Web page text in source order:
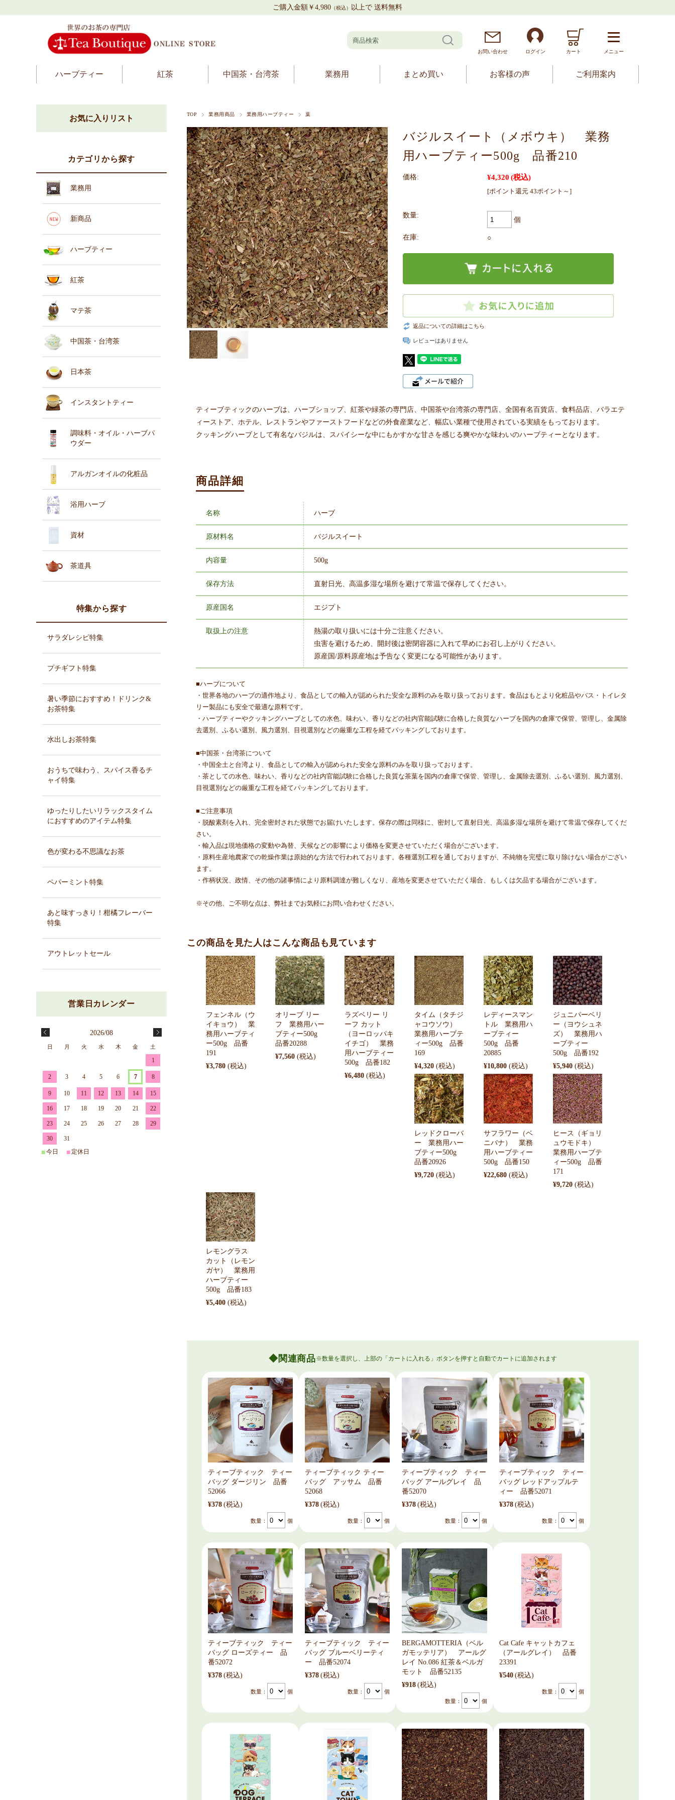
ご購入金額￥4,980 （税込） 以上で 送料無料
お問い合わせ ログイン カート メニュー
ハーブティー 紅茶 中国茶・台湾茶 業務用 まとめ買い お客様の声 ご利用案内
TOP 業務用商品 業務用ハーブティー 葉
バジルスイート（メボウキ） 業務
用ハーブティー500g 品番210
価格: ¥4,320 (税込)
[ポイント還元 43ポイント～]
数量:
個
在庫: ○
返品についての詳細はこちら
レビューはありません
ティーブティックのハーブは、ハーブショップ、紅茶や緑茶の専門店、中国茶や台湾茶の専門店、全国有名百貨店、食料品店、バラエテ
ィーストア、ホテル、レストランやファーストフードなどの外食産業など、幅広い業種で使用されている実績をもっております。
クッキングハーブとして有名なバジルは、スパイシーな中にもかすかな甘さを感じる爽やかな味わいのハーブティーとなります。
商品詳細
名称 ハーブ
原材料名 バジルスイート
内容量 500g
保存方法 直射日光、高温多湿な場所を避けて常温で保存してください。
原産国名 エジプト
取扱上の注意
熱湯の取り扱いには十分ご注意ください。
虫害を避けるため、開封後は密閉容器に入れて早めにお召し上がりください。
原産国/原料原産地は予告なく変更になる可能性があります。
■ハーブについて
・世界各地のハーブの適作地より、食品としての輸入が認められた安全な原料のみを取り扱っております。食品はもとより化粧品やバス・トイレタ
リー製品にも安全で最適な原料です。
・ハーブティーやクッキングハーブとしての水色、味わい、香りなどの社内官能試験に合格した良質なハーブを国内の倉庫で保管、管理し、金属除
去選別、ふるい選別、風力選別、目視選別などの厳重な工程を経てパッキングしております。
■中国茶・台湾茶について
・中国全土と台湾より、食品としての輸入が認められた安全な原料のみを取り扱っております。
・茶としての水色、味わい、香りなどの社内官能試験に合格した良質な茶葉を国内の倉庫で保管、管理し、金属除去選別、ふるい選別、風力選別、
目視選別などの厳重な工程を経てパッキングしております。
■ご注意事項
・脱酸素剤を入れ、完全密封された状態でお届けいたします。保存の際は同様に、密封して直射日光、高温多湿な場所を避けて常温で保存してくだ
さい。
・輸入品は現地価格の変動や為替、天候などの影響により価格を変更させていただく場合がございます。
・原料生産地農家での乾燥作業は原始的な方法で行われております。各種選別工程を通しておりますが、不純物を完璧に取り除けない場合がござい
ます。
・作柄状況、政情、その他の諸事情により原料調達が難しくなり、産地を変更させていただく場合、もしくは欠品する場合がございます。
※その他、ご不明な点は、弊社までお気軽にお問い合わせください。
この商品を見た人はこんな商品も見ています
フェンネル（ウ
イキョウ） 業
務用ハーブティ
ー500g 品番
191
¥3,780
オリーブ リー
フ 業務用ハー
ブティー500g
品番20288
¥7,560
ラズベリー リ
ーフ カット
（ヨーロッパキ
イチゴ） 業務
用ハーブティー
500g 品番182
¥6,480
タイム（タチジ
ャコウソウ）
業務用ハーブテ
ィー500g 品番
169
¥4,320
レディースマン
トル 業務用ハ
ーブティー
500g 品番
20885
¥10,800
ジュニパーベリ
ー（ヨウシュネ
ズ） 業務用ハ
ーブティー
500g 品番192
¥5,940
レッドクローバ
ー 業務用ハー
ブティー500g
品番20926
¥9,720
サフラワー（ベ
ニバナ） 業務
用ハーブティー
500g 品番150
¥22,680
ヒース（ギョリ
ュウモドキ）
業務用ハーブテ
ィー500g 品番
171
¥9,720
レモングラス
カット（レモン
ガヤ） 業務用
ハーブティー
500g 品番183
¥5,400
関連商品
ティーブティック ティー
バッグ ダージリン 品番
52066
¥378 (税込)
数量： 個
ティーブティック ティー
バッグ アッサム 品番
52068
¥378 (税込)
数量： 個
ティーブティック ティー
バッグ アールグレイ 品
番52070
¥378 (税込)
数量： 個
ティーブティック ティー
バッグ レッドアップルテ
ィー 品番52071
¥378 (税込)
数量： 個
ティーブティック ティー
バッグ ローズティー 品
番52072
¥378 (税込)
数量： 個
ティーブティック ティー
バッグ ブルーベリーティ
ー 品番52074
¥378 (税込)
数量： 個
BERGAMOTTERIA（ベル
ガモッテリア） アールグ
レイ No.086 紅茶＆ベルガ
モット 品番52135
¥918 (税込)
数量： 個
Cat Cafe キャットカフェ
（アールグレイ） 品番
23391
¥540 (税込)
数量： 個
お気に入りリスト
カテゴリから探す
業務用
新商品
ハーブティー
紅茶
マテ茶
中国茶・台湾茶
日本茶
インスタントティー
調味料・オイル・ハーブパ
ウダー
アルガンオイルの化粧品
浴用ハーブ
資材
茶道具
特集から探す
サラダレシピ特集
プチギフト特集
暑い季節におすすめ！ドリンク&
お茶特集
水出しお茶特集
おうちで味わう、スパイス香るチ
ャイ特集
ゆったりしたいリラックスタイム
におすすめのアイテム特集
色が変わる不思議なお茶
ペパーミント特集
あと味すっきり！柑橘フレーバー
特集
アウトレットセール
2026/08
日 月 火 水 木 金 土
1
2 3 4 5 6 7 8
9 10 11 12 13 14 15
16 17 18 19 20 21 22
23 24 25 26 27 28 29
30 31
■今日 ■ 定休日